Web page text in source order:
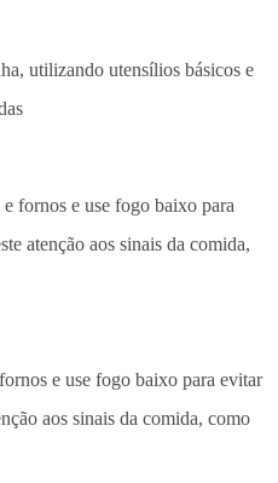
utilizando utensílios básicos e
e use fogo baixo para evitar
aos sinais da comida, como